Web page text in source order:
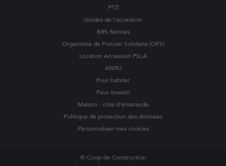
PTZ
Guides de l'accession
BRS Rennes
Organisme de Foncier Solidaire (OFS)
Location Accession PSLA
ANRU
Pour habiter
Pour investir
Maison - côte d'émeraude
Politique de protection des données
Personnaliser mes cookies
© Coop de Construction